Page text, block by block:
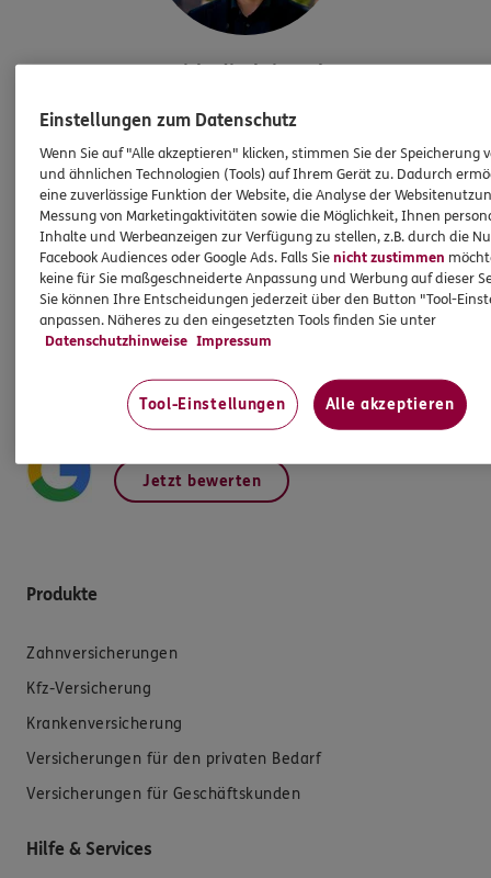
Bezirksdirektion Chr.
Bezirksdirektion der ERGO
Beratung und Vertrieb AG
Tel: 0361 51883560
KUNDENZUFRIEDENHEIT
Bewerten Sie hier
So bewerten Kundinnen und Kunden ERGO Versicherung
Geben Sie hier gerne Ihre Bewertung ab.
Jetzt bewerten
Produkte
Zahnversicherungen
Kfz-Versicherung
Krankenversicherung
Versicherungen für den privaten Bedarf
Versicherungen für Geschäftskunden
Hilfe & Services
Einstellungen zum Datenschutz
Wenn Sie auf "Alle akzeptieren" klicken, stimmen Sie der Speicherung
und ähnlichen Technologien (Tools) auf Ihrem Gerät zu. Dadurch
eine zuverlässige Funktion der Website, die Analyse der
Messung von Marketingaktivitäten sowie die Möglichkeit, Ihnen
Inhalte und Werbeanzeigen zur Verfügung zu stellen, z.B. durch die
Facebook Audiences oder Google Ads. Falls Sienicht zustimmen
keine für Sie maßgeschneiderte Anpassung und Werbung auf dieser
Sie können Ihre Entscheidungen jederzeit über den Button "Tool-
anpassen. Näheres zu den eingesetzten Tools finden Sie unter
Datenschutzhinweise Impressum
Tool-Einstellungen Alle akzeptieren